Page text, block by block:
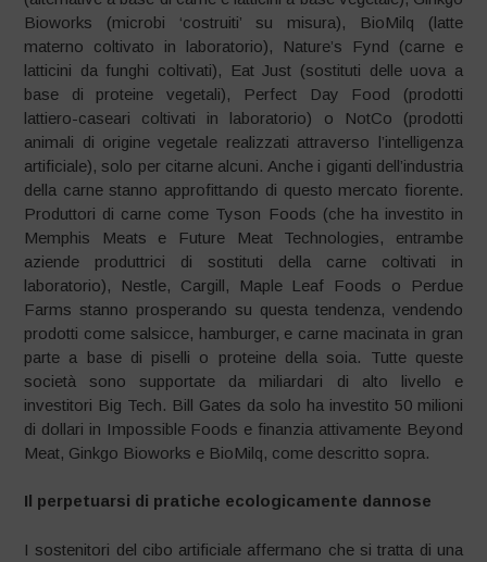
Bioworks (microbi ‘costruiti’ su misura), BioMilq (latte
materno coltivato in laboratorio), Nature’s Fynd (carne e
latticini da funghi coltivati), Eat Just (sostituti delle uova a
base di proteine ​​vegetali), Perfect Day Food (prodotti
lattiero-caseari coltivati ​​in laboratorio) o NotCo (prodotti
animali di origine vegetale realizzati attraverso l’intelligenza
artificiale), solo per citarne alcuni. Anche i giganti dell’industria
della carne stanno approfittando di questo mercato fiorente.
Produttori di carne come Tyson Foods (che ha investito in
Memphis Meats e Future Meat Technologies, entrambe
aziende produttrici di sostituti della carne coltivati ​​in
laboratorio), Nestle, Cargill, Maple Leaf Foods o Perdue
Farms stanno prosperando su questa tendenza, vendendo
prodotti come salsicce, hamburger, e carne macinata in gran
parte a base di piselli o proteine ​​della soia. Tutte queste
società sono supportate da miliardari di alto livello e
investitori Big Tech. Bill Gates da solo ha investito 50 milioni
di dollari in Impossible Foods e finanzia attivamente Beyond
Meat, Ginkgo Bioworks e BioMilq, come descritto sopra.
Il perpetuarsi di pratiche ecologicamente dannose
I sostenitori del cibo artificiale affermano che si tratta di una